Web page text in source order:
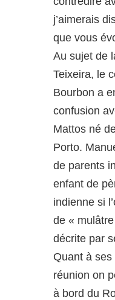
j’aimerais
que vous
Au sujet de
Teixeira, le
Bourbon a
confusion
Mattos né
Porto.
de parents
enfant de
indienne si
de «
décrite par
Quant à ses
réunion on
à bord du